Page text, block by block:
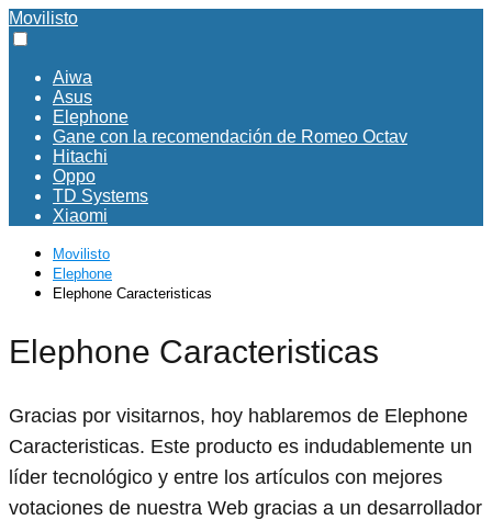
Movilisto
Aiwa
Asus
Elephone
Gane con la recomendación de Romeo Octav
Hitachi
Oppo
TD Systems
Xiaomi
Movilisto
Elephone
Elephone Caracteristicas
Elephone Caracteristicas
Gracias por visitarnos, hoy hablaremos de Elephone
Caracteristicas. Este producto es indudablemente un
líder tecnológico y entre los artículos con mejores
votaciones de nuestra Web gracias a un desarrollador